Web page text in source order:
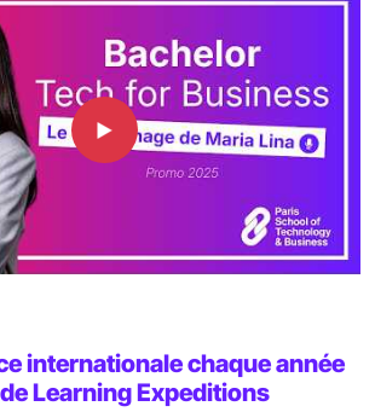
internationale chaque année
Learning Expeditions